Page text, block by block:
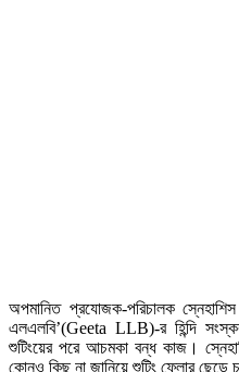
অপমানিত প্রযোজক-পরিচালক স্নেহাশিস
এলএলবি’(Geeta LLB)-র হিন্দি
শুটিংয়ের পরে আচমকা বন্ধ কাজ।
কোনও কিছু না জানিয়ে শুটিং ফ্লোর ছেড়ে